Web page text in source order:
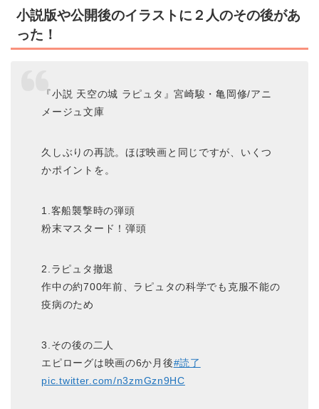
小説版や公開後のイラストに２人のその後があ
った！
『小説 天空の城 ラピュタ』宮崎駿・亀岡修/アニ
メージュ文庫
久しぶりの再読。ほぼ映画と同じですが、いくつ
かポイントを。
1.客船襲撃時の弾頭
粉末マスタード！弾頭
2.ラピュタ撤退
作中の約700年前、ラピュタの科学でも克服不能の
疫病のため
3.その後の二人
エピローグは映画の6か月後#読了
pic.twitter.com/n3zmGzn9HC